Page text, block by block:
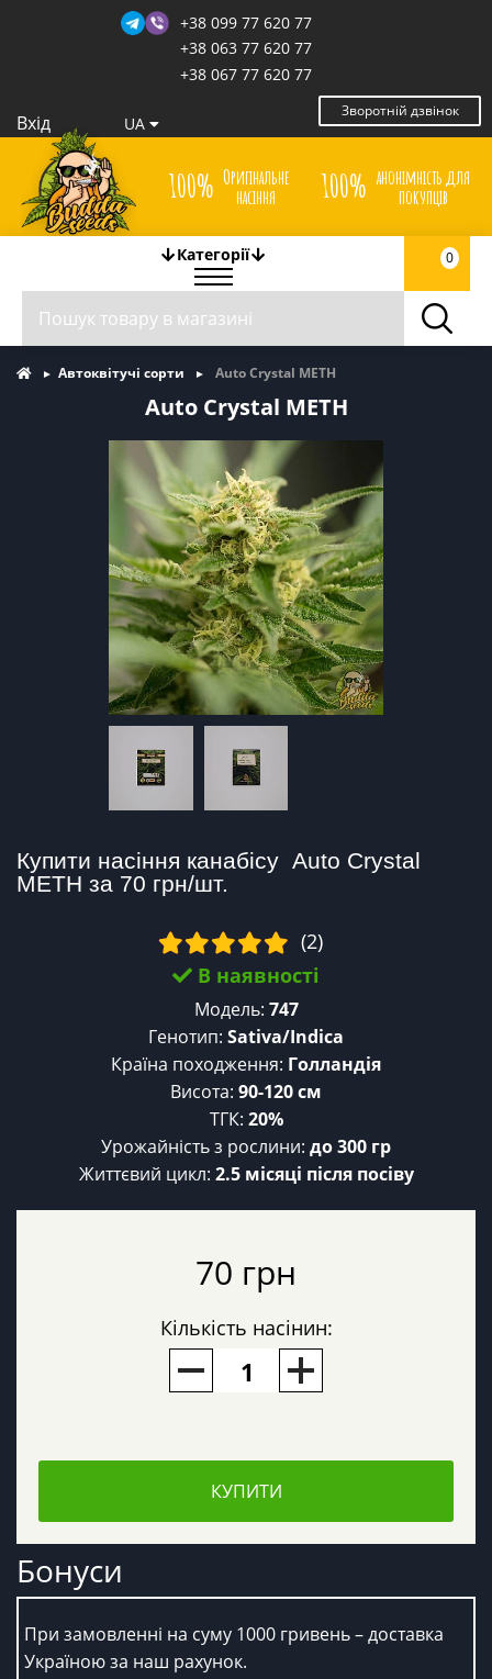
+38 099 77 620 77
+38 063 77 620 77
+38 067 77 620 77
Зворотній дзвінок
Вхід UA
100% Оригінальне
насіння
100% анонімність для
покупців
Категорії 0
Автоквітучі сорти Auto Crystal METH
Auto Crystal METH
Купити насіння канабісу  Auto Crystal
METH за 70 грн/шт.
(2)
В наявності
Модель: 747
Генотип: Sativa/Indica
Країна походження: Голландія
Висота: 90-120 см
ТГК: 20%
Урожайність з рослини: до 300 гр
Життєвий цикл: 2.5 місяці після посіву
70 грн
Кількість насінин:
КУПИТИ
Бонуси
При замовленні на суму 1000 гривень – доставка
Україною за наш рахунок.